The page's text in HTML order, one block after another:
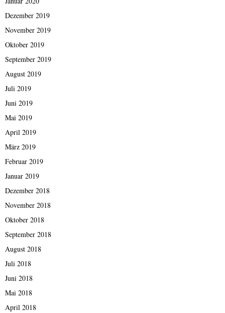
Dezember 2019
November 2019
Oktober 2019
September 2019
August 2019
Juli 2019
Juni 2019
Mai 2019
April 2019
März 2019
Februar 2019
Januar 2019
Dezember 2018
November 2018
Oktober 2018
September 2018
August 2018
Juli 2018
Juni 2018
Mai 2018
April 2018